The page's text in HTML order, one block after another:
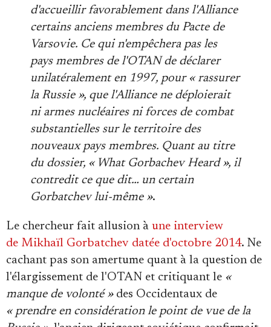
d'accueillir favorablement dans l'Alliance
certains anciens membres du Pacte de
Varsovie. Ce qui n'empêchera pas les
pays membres de l'OTAN de déclarer
unilatéralement en 1997, pour « rassurer
la Russie », que l'Alliance ne déploierait
ni armes nucléaires ni forces de combat
substantielles sur le territoire des
nouveaux pays membres. Quant au titre
du dossier, « What Gorbachev Heard », il
contredit ce que dit… un certain
Gorbatchev lui-même ».
Le chercheur fait allusion à une interview
de Mikhaïl Gorbatchev datée d'octobre 2014. Ne
cachant pas son amertume quant à la question de
l'élargissement de l'OTAN et critiquant le «
manque de volonté »des Occidentaux de
« prendre en considération le point de vue de la